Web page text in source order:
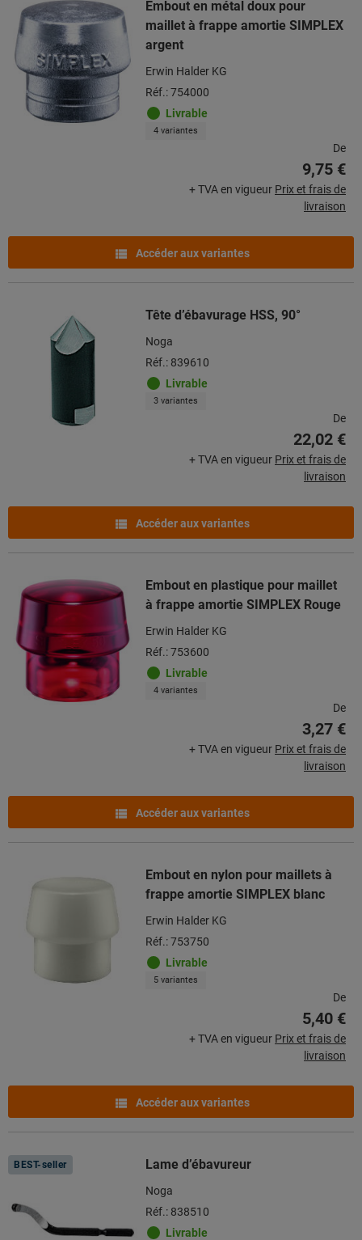
Embout en métal doux pour
maillet à frappe amortie SIMPLEX
argent
Erwin Halder KG
Réf.: 754000
Livrable
4 variantes
De
9,75 €
+ TVA en vigueur Prix et frais de
livraison
Accéder aux variantes
Tête d’ébavurage HSS, 90°
Noga
Réf.: 839610
Livrable
3 variantes
De
22,02 €
+ TVA en vigueur Prix et frais de
livraison
Accéder aux variantes
Embout en plastique pour maillet
à frappe amortie SIMPLEX Rouge
Erwin Halder KG
Réf.: 753600
Livrable
4 variantes
De
3,27 €
+ TVA en vigueur Prix et frais de
livraison
Accéder aux variantes
Embout en nylon pour maillets à
frappe amortie SIMPLEX blanc
Erwin Halder KG
Réf.: 753750
Livrable
5 variantes
De
5,40 €
+ TVA en vigueur Prix et frais de
livraison
Accéder aux variantes
BEST-seller Lame d’ébavureur
Noga
Réf.: 838510
Livrable